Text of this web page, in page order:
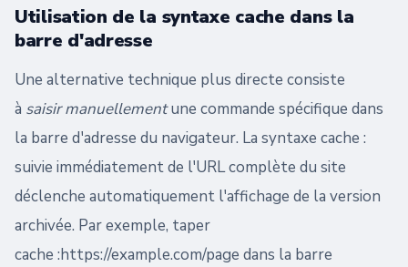
Utilisation de la syntaxe cache dans la
barre d'adresse
Une alternative technique plus directe consiste
à saisir manuellementune commande spécifique dans
la barre d'adresse du navigateur. La syntaxe cache :
suivie immédiatement de l'URL complète du site
déclenche automatiquement l'affichage de la version
archivée. Par exemple, taper
cache :https://example.com/page dans la barre